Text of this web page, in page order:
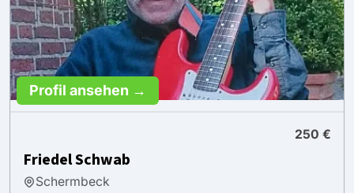
Profil ansehen →
250 €
Friedel Schwab
Schermbeck